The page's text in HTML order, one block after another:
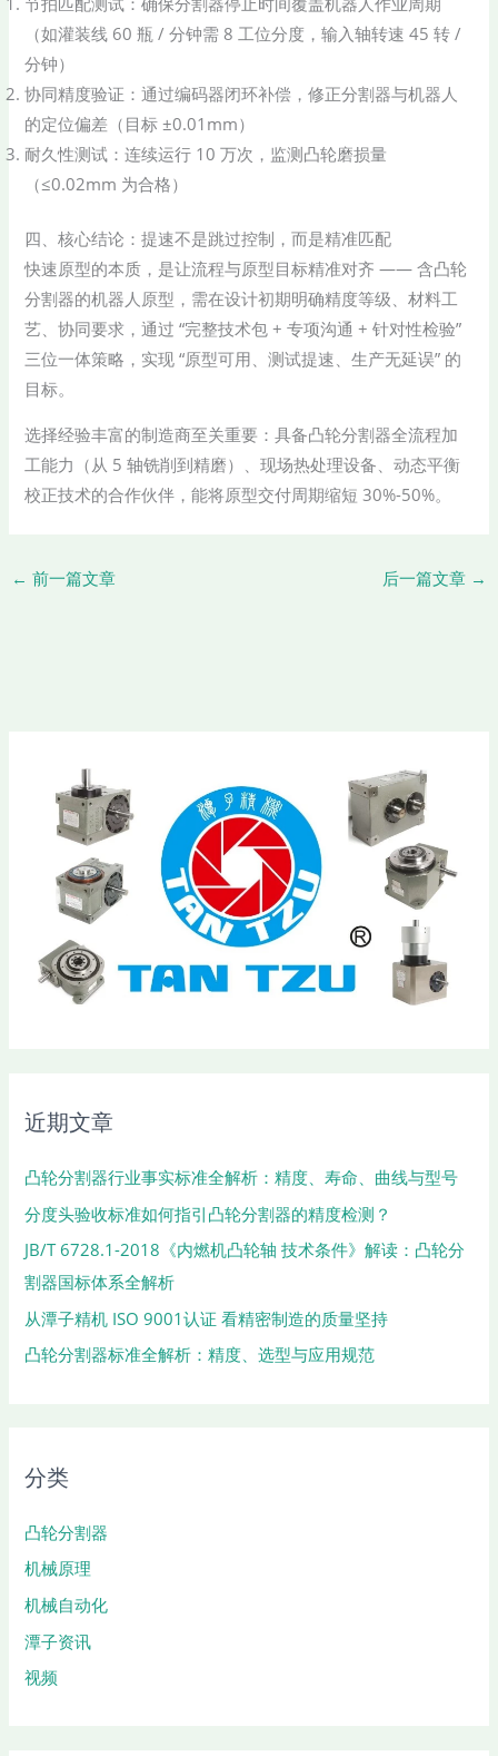
（如灌装线 60 瓶 / 分钟需 8 工位分度，输入轴转速 45 转 /
分钟）
协同精度验证：通过编码器闭环补偿，修正分割器与机器人
的定位偏差（目标 ±0.01mm）
耐久性测试：连续运行 10 万次，监测凸轮磨损量
（≤0.02mm 为合格）
四、核心结论：提速不是跳过控制，而是精准匹配
快速原型的本质，是让流程与原型目标精准对齐 —— 含凸轮
分割器的机器人原型，需在设计初期明确精度等级、材料工
艺、协同要求，通过 “完整技术包 + 专项沟通 + 针对性检验”
三位一体策略，实现 “原型可用、测试提速、生产无延误” 的
目标。
选择经验丰富的制造商至关重要：具备凸轮分割器全流程加
工能力（从 5 轴铣削到精磨）、现场热处理设备、动态平衡
校正技术的合作伙伴，能将原型交付周期缩短 30%-50%。
← 前一篇文章 后一篇文章 →
近期文章
凸轮分割器行业事实标准全解析：精度、寿命、曲线与型号
分度头验收标准如何指引凸轮分割器的精度检测？
JB/T 6728.1-2018《内燃机凸轮轴 技术条件》解读：凸轮分
割器国标体系全解析
从潭子精机 ISO 9001认证 看精密制造的质量坚持
凸轮分割器标准全解析：精度、选型与应用规范
分类
凸轮分割器
机械原理
机械自动化
潭子资讯
视频